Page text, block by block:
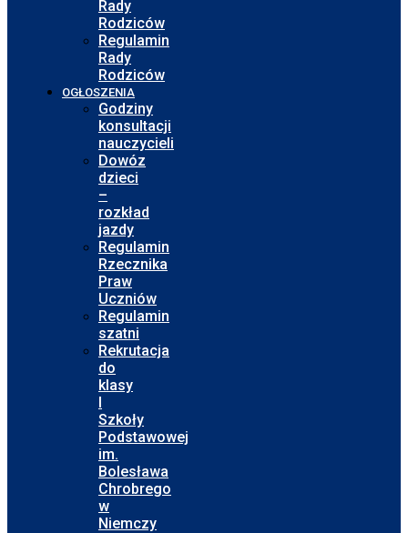
Rady
Rodziców
Regulamin
Rady
Rodziców
OGŁOSZENIA
Godziny
konsultacji
nauczycieli
Dowóz
dzieci
–
rozkład
jazdy
Regulamin
Rzecznika
Praw
Uczniów
Regulamin
szatni
Rekrutacja
do
klasy
I
Szkoły
Podstawowej
im.
Bolesława
Chrobrego
w
Niemczy